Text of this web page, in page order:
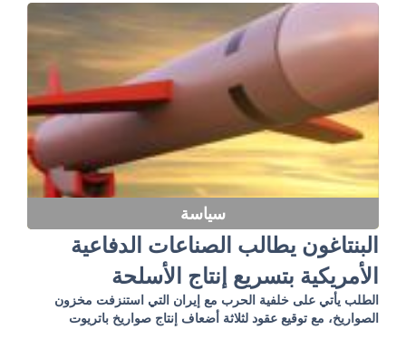
سياسة
البنتاغون يطالب الصناعات الدفاعية
الأمريكية بتسريع إنتاج الأسلحة
الطلب يأتي على خلفية الحرب مع إيران التي استنزفت مخزون
الصواريخ، مع توقيع عقود لثلاثة أضعاف إنتاج صواريخ باتريوت